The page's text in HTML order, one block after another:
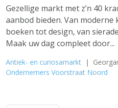
Gezellige markt met z’n 40
aanbod bieden. Van
boeken tot design, van
Maak uw dag compleet door...
Antiek- en curiosamarkt |
Ondernemers Voorstraat Noord